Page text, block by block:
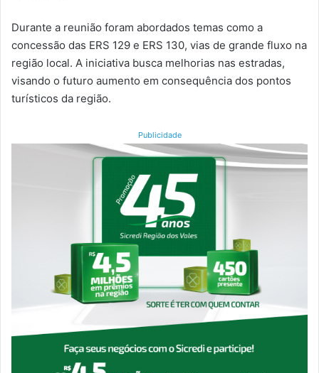
Durante a reunião foram abordados temas como a
concessão das ERS 129 e ERS 130, vias de grande fluxo na
região local. A iniciativa busca melhorias nas estradas,
visando o futuro aumento em consequência dos pontos
turísticos da região.
Publicidade